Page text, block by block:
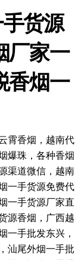
货源
厂家一
香烟一
霄香烟，越南代
爆珠，各种香烟
渠道微信，越南
一手货源免费代
一手货源厂家直
源香烟，广西越
一手批发东兴，
汕尾外烟一手批